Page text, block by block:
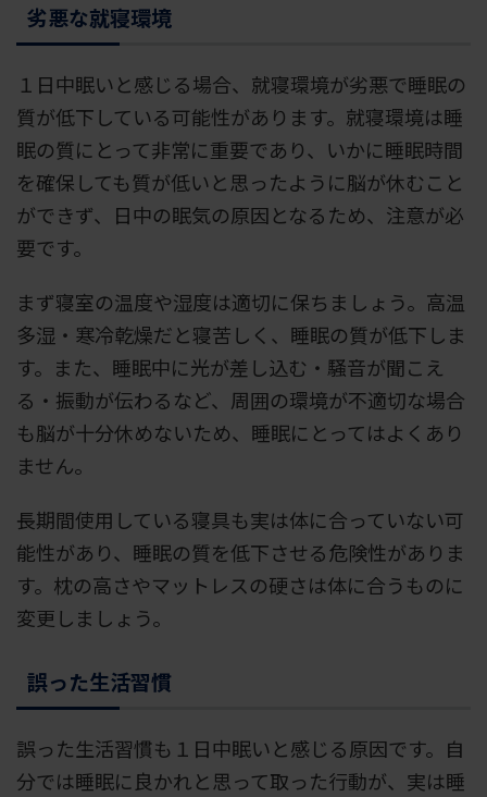
劣悪な就寝環境
１日中眠いと感じる場合、就寝環境が劣悪で睡眠の
質が低下している可能性があります。就寝環境は睡
眠の質にとって非常に重要であり、いかに睡眠時間
を確保しても質が低いと思ったように脳が休むこと
ができず、日中の眠気の原因となるため、注意が必
要です。
まず寝室の温度や湿度は適切に保ちましょう。高温
多湿・寒冷乾燥だと寝苦しく、睡眠の質が低下しま
す。また、睡眠中に光が差し込む・騒音が聞こえ
る・振動が伝わるなど、周囲の環境が不適切な場合
も脳が十分休めないため、睡眠にとってはよくあり
ません。
長期間使用している寝具も実は体に合っていない可
能性があり、睡眠の質を低下させる危険性がありま
す。枕の高さやマットレスの硬さは体に合うものに
変更しましょう。
誤った生活習慣
誤った生活習慣も１日中眠いと感じる原因です。自
分では睡眠に良かれと思って取った行動が、実は睡